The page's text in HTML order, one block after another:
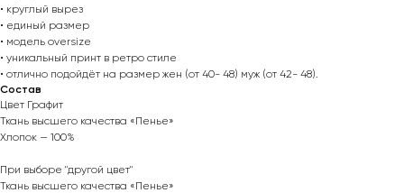
• круглый вырез
• единый размер
• модель oversize
• уникальный принт в ретро стиле
• отлично подойдёт на размер жен (от 40- 48) муж (от 42- 48).
Состав
Цвет Графит
Ткань высшего качества «Пенье»
Хлопок — 100%
При выборе "другой цвет"
Ткань высшего качества «Пенье»